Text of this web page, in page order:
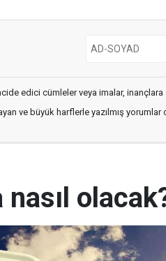
edici cümleler veya imalar, inançlara
ve büyük harflerle yazılmış yorumlar